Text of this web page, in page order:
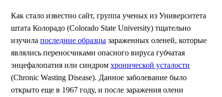
Как стало известно сайт, группа ученых из Университета
штата Колорадо (Colorado State University) тщательно
изучила последние образцы зараженных оленей, которые
являлись переносчиками опасного вируса губчатая
энцефалопатия или синдром хронической усталости
(Chronic Wasting Disease). Данное заболевание было
открыто еще в 1967 году, и после заражения олени